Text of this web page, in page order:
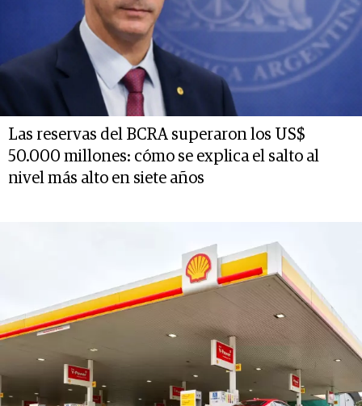
Las reservas del BCRA superaron los US$
50.000 millones: cómo se explica el salto al
nivel más alto en siete años